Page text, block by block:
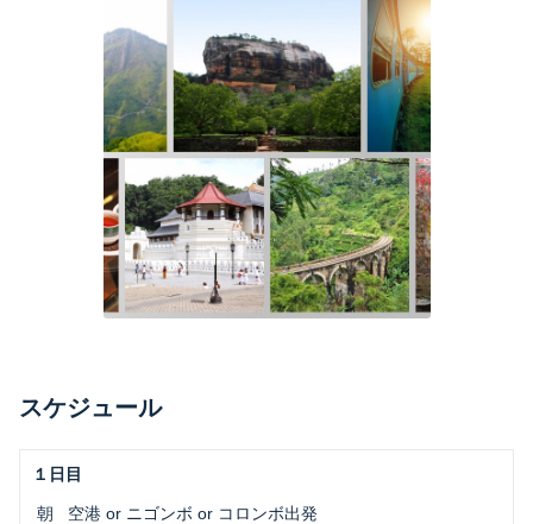
スケジュール
１日目
朝 空港 or ニゴンボ or コロンボ出発